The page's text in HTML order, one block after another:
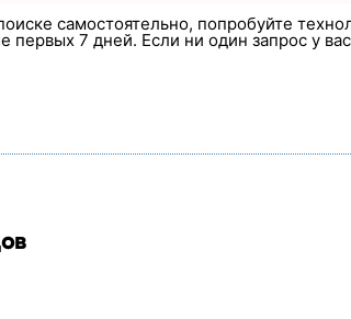
самостоятельно, попробуйте
первых 7 дней. Если ни один запрос у